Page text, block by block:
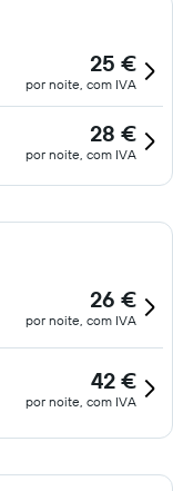
25 €
por noite, com IVA
28 €
por noite, com IVA
26 €
por noite, com IVA
42 €
por noite, com IVA